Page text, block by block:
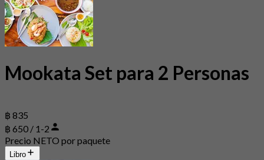
Mookata Set para 2 Personas
฿ 835
฿ 650 / 1-2
Precio NETO por paquete
Libro